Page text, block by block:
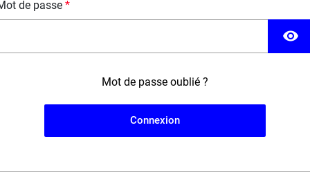
de passe
visibility
Mot de passe oublié ?
Connexion